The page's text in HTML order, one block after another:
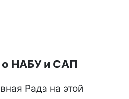
о НАБУ и САП
Рада на этой